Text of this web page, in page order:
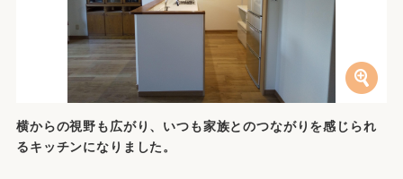
横からの視野も広がり、いつも家族とのつながりを感じられ
るキッチンになりました。